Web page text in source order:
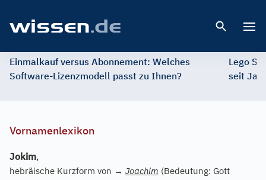
Einmalkauf versus Abonnement: Welches
Software-Lizenzmodell passt zu Ihnen?
Lego
seit
Vornamenlexikon
Jokim,
hebräische Kurzform von → Joachim (Bedeutung: Gott